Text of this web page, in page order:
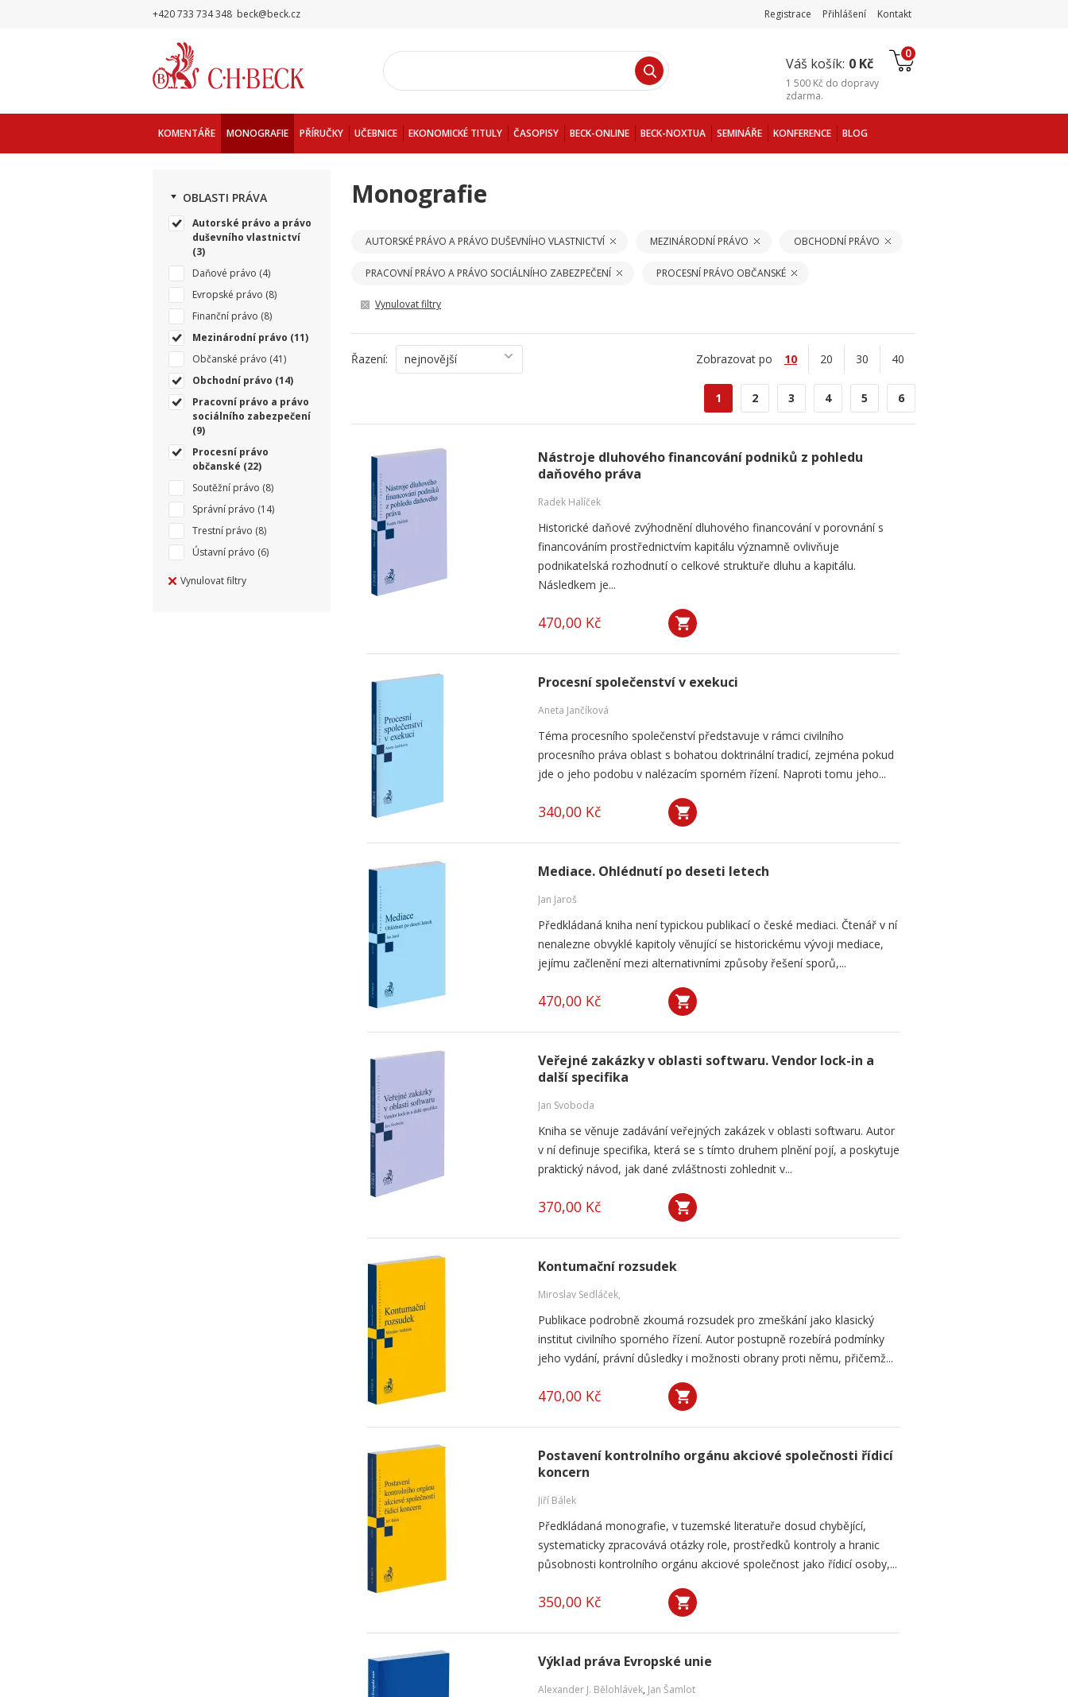
+420 733 734 348 beck@beck.cz Registrace Přihlášení Kontakt
Váš košík: 0 Kč
0
1 500 Kč do dopravy
zdarma.
KOMENTÁŘE MONOGRAFIE PŘÍRUČKY UČEBNICE EKONOMICKÉ TITULY ČASOPISY BECK-ONLINE BECK-NOXTUA SEMINÁŘE KONFERENCE BLOG
OBLASTI PRÁVA
Autorské právo a právo
duševního vlastnictví
(3)
Daňové právo (4)
Evropské právo (8)
Finanční právo (8)
Mezinárodní právo (11)
Občanské právo (41)
Obchodní právo (14)
Pracovní právo a právo
sociálního zabezpečení
(9)
Procesní právo
občanské (22)
Soutěžní právo (8)
Správní právo (14)
Trestní právo (8)
Ústavní právo (6)
Vynulovat filtry
Monografie
AUTORSKÉ PRÁVO A PRÁVO DUŠEVNÍHO VLASTNICTVÍ MEZINÁRODNÍ PRÁVO OBCHODNÍ PRÁVO
PRACOVNÍ PRÁVO A PRÁVO SOCIÁLNÍHO ZABEZPEČENÍ PROCESNÍ PRÁVO OBČANSKÉ
Vynulovat filtry
Řazení: nejnovější Zobrazovat po 10 20 30 40
1 2 3 4 5 6
Nástroje dluhového financování podniků z pohledu
daňového práva
Radek Halíček
Historické daňové zvýhodnění dluhového financování v porovnání s
financováním prostřednictvím kapitálu významně ovlivňuje
podnikatelská rozhodnutí o celkové struktuře dluhu a kapitálu.
Následkem je...
470,00 Kč
Procesní společenství v exekuci
Aneta Jančíková
Téma procesního společenství představuje v rámci civilního
procesního práva oblast s bohatou doktrinální tradicí, zejména pokud
jde o jeho podobu v nalézacím sporném řízení. Naproti tomu jeho...
340,00 Kč
Mediace. Ohlédnutí po deseti letech
Jan Jaroš
Předkládaná kniha není typickou publikací o české mediaci. Čtenář v ní
nenalezne obvyklé kapitoly věnující se historickému vývoji mediace,
jejímu začlenění mezi alternativními způsoby řešení sporů,...
470,00 Kč
Veřejné zakázky v oblasti softwaru. Vendor lock-in a
další specifika
Jan Svoboda
Kniha se věnuje zadávání veřejných zakázek v oblasti softwaru. Autor
v ní definuje specifika, která se s tímto druhem plnění pojí, a poskytuje
praktický návod, jak dané zvláštnosti zohlednit v...
370,00 Kč
Kontumační rozsudek
Miroslav Sedláček,
Publikace podrobně zkoumá rozsudek pro zmeškání jako klasický
institut civilního sporného řízení. Autor postupně rozebírá podmínky
jeho vydání, právní důsledky i možnosti obrany proti němu, přičemž...
470,00 Kč
Postavení kontrolního orgánu akciové společnosti řídicí
koncern
Jiří Bálek
Předkládaná monografie, v tuzemské literatuře dosud chybějící,
systematicky zpracovává otázky role, prostředků kontroly a hranic
působnosti kontrolního orgánu akciové společnost jako řídicí osoby,...
350,00 Kč
Výklad práva Evropské unie
Alexander J. Bělohlávek, Jan Šamlot